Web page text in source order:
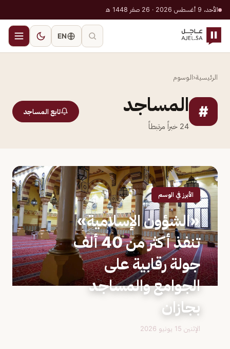
الأحد، 9 أغسطس 2026 · 26 صفر 1448 هـ
EN
الرئيسية‹الوسوم
# المساجد
24 خبراً مرتبطاً
تابع المساجد
الأبرز في الوسم
«الشؤون الإسلامية»
تنفذ أكثر من 40 ألف
جولة رقابية على
الجوامع والمساجد
بجازان
الإثنين 15 يونيو 2026